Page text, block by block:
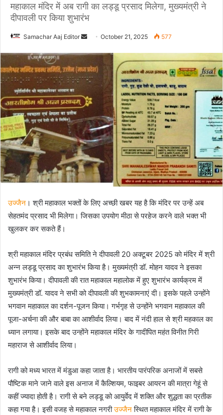
महाकाल मंदिर में अब रागी का लड्डू प्रसाद मिलेगा, मुख्यमंत्री ने
दीपावली पर किया शुभारंभ
Samachar Aaj Editor
SendOctober 21, 2025 577
उज्जैन । श्री महाकाल भक्तों के लिए अच्छी खबर यह है कि मंदिर पर उन्हें अब
सेहतमंद प्रसाद भी मिलेगा। जिसका उपयोग मीठा से परहेज करने वाले भक्त भी
खुलकर कर सकते हैं।
श्री महाकाल मंदिर प्रबंध समिति ने दीपावली 20 अक्टूबर 2025 काे मंदिर में श्री
अन्न लड्डू प्रसाद का शुभारंभ किया है। मुख्यमंत्री डॉ. मोहन यादव ने इसका
शुभारंभ किया। दीपावली की रात महाकाल महालोक में हुए शुभारंभ कार्यक्रम में
मुख्यमंत्री डॉ. यादव ने सभी को दीपावली की शुभकामनाएं दी। इसके पहले उन्होंने
भगवान महाकाल का दर्शन-पूजन किया। गर्भगृह से उन्होंने भगवान महाकाल की
पूजा-अर्चना की और बाबा का आशीर्वाद लिया। बाद में नंदी हाल से श्री महकाल का
ध्यान लगाया। इसके बाद उन्होंने महाकाल मंदिर के गादीपित महंत विनीत गिरी
महाराज से आशीर्वाद लिया।
रागी को मध्य भारत में मंडुआ कहा जाता है। भारतीय पारंपरिक अनाजों में सबसे
पौष्टिक माने जाने वाले इस अनाज में कैल्शियम, फाइबर आयरन की मात्रा गेहूं से
कहीं ज्यादा होती है। रागी से बने लड्डू को आयुर्वेद में शक्ति और शुद्धता का प्रतीक
कहा गया है। इसी वजह से महाकाल नगरीउज्जैनस्थित महाकाल मंदिर में रागी के